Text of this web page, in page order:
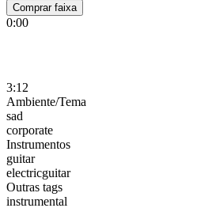
Comprar faixa
0:00
3:12
Ambiente/Tema
sad
corporate
Instrumentos
guitar
electricguitar
Outras tags
instrumental